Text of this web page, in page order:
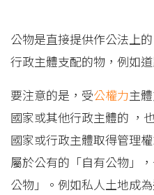
公物是直接提供作公法上
行政主體支配的物，例如
要注意的是，受公權力主
國家或其他行政主體的 ，
國家或行政主體取得管理
屬於公有的「自有公物」
公物」。例如私人土地成